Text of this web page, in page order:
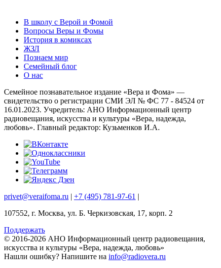
В школу с Верой и Фомой
Вопросы Веры и Фомы
История в комиксах
ЖЗЛ
Познаем мир
Семейный блог
О нас
Семейное познавательное издание «Вера и Фома» —
свидетельство о регистрации СМИ ЭЛ № ФС 77 - 84524 от
16.01.2023. Учредитель: АНО Информационный центр
радиовещания, искусства и культуры «Вера, надежда,
любовь». Главный редактор: Кузьменков И.А.
privet@veraifoma.ru | +7 (495) 781-97-61 |
107552, г. Москва, ул. Б. Черкизовская, 17, корп. 2
Поддержать
© 2016-2026 АНО Информационный центр радиовещания,
искусства и культуры «Вера, надежда, любовь»
Нашли ошибку? Напишите на info@radiovera.ru